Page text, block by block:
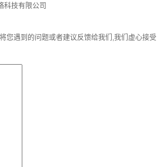
科技有限公司
您遇到的问题或者建议反馈给我们,我们虚心接受